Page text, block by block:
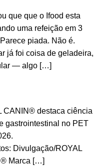
que que o Ifood esta
uma refeição em 3
piada. Não é.
já foi coisa de geladeira,
— algo […]
CANIN® destaca ciência
gastrointestinal no PET
Divulgação/ROYAL
Marca […]